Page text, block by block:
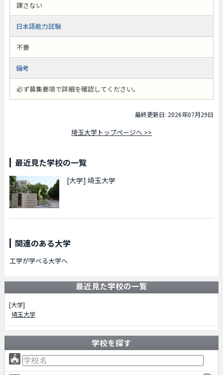
課さない
日本語能力試験
不要
備考
必ず募集要項で詳細を確認してください。
最終更新日: 2026年07月29日
埼玉大学トップページへ >>
最近見た学校の一覧
[大学] 埼玉大学
関連のある大学
工学が学べる大学へ
最近見た学校の一覧
[大学]
埼玉大学
学校を探す